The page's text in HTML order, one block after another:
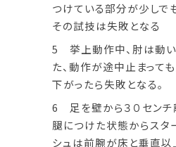
つけている部分が少しで
その試技は失敗となる
5 挙上動作中、肘は動い
た、動作が途中止まって
下がったら失敗となる。
6 足を壁から３０センチ
腿につけた状態からスタ
シュは前腕が床と垂直